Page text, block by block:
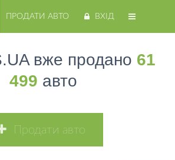
ПРОДАТИ АВТО ВХІД
вже продано 61
499 авто
Продати авто